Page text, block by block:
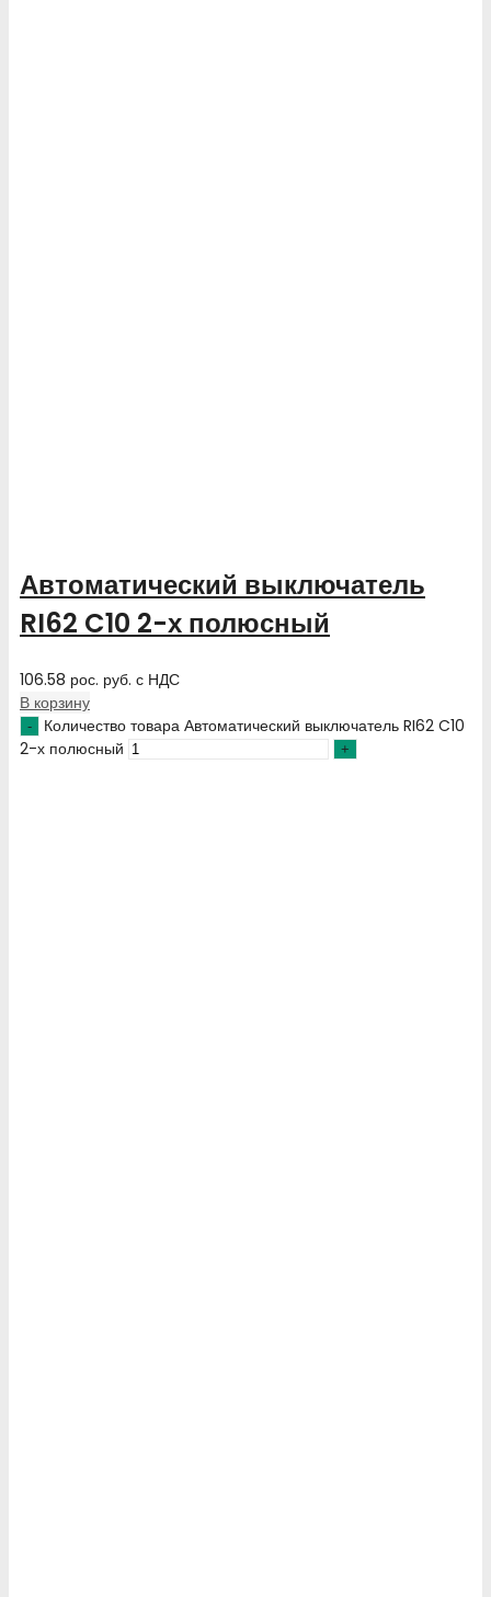
Автоматический выключатель
RI62 C10 2-х полюсный
106.58 рос. руб. с НДС
В корзину
Количество товара Автоматический выключатель RI62 C10
2-х полюсный